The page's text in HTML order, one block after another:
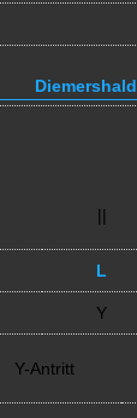
||
L
Y
Y-Antritt